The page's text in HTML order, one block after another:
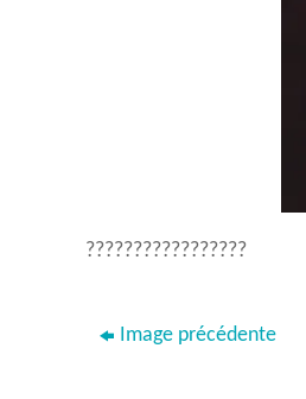
?????????????????
Image précédente